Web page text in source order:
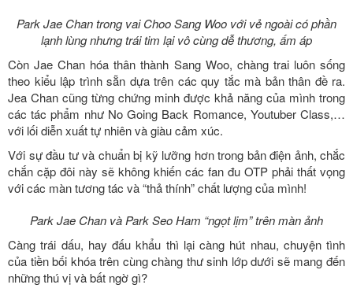
Park Jae Chan trong vai Choo Sang Woo với vẻ ngoài có phần
lạnh lùng nhưng trái tim lại vô cùng dễ thương, ấm áp
Còn Jae Chan hóa thân thành Sang Woo, chàng trai luôn sống
theo kiểu lập trình sẵn dựa trên các quy tắc mà bản thân đề ra.
Jea Chan cũng từng chứng minh được khả năng của mình trong
các tác phẩm như No Going Back Romance, Youtuber Class,…
với lối diễn xuất tự nhiên và giàu cảm xúc.
Với sự đầu tư và chuẩn bị kỹ lưỡng hơn trong bản điện ảnh, chắc
chắn cặp đôi này sẽ không khiến các fan đu OTP phải thất vọng
với các màn tương tác và “thả thính” chất lượng của mình!
Park Jae Chan và Park Seo Ham “ngọt lịm” trên màn ảnh
Càng trái dấu, hay đấu khẩu thì lại càng hút nhau, chuyện tình
của tiền bối khóa trên cùng chàng thư sinh lớp dưới sẽ mang đến
những thú vị và bất ngờ gì?